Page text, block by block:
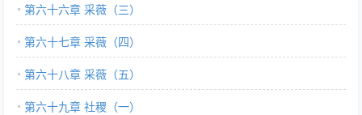
第六十六章 采薇（三）
第六十七章 采薇（四）
第六十八章 采薇（五）
第六十九章 社稷（一）